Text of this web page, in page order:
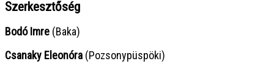
Szerkesztőség
Bodó Imre (Baka)
Csanaky Eleonóra (Pozsonypüspöki)